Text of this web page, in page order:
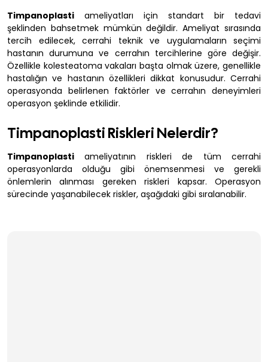
Timpanoplasti ameliyatları için standart bir tedavi
şeklinden bahsetmek mümkün değildir. Ameliyat sırasında
tercih edilecek, cerrahi teknik ve uygulamaların seçimi
hastanın durumuna ve cerrahın tercihlerine göre değişir.
Özellikle kolesteatoma vakaları başta olmak üzere, genellikle
hastalığın ve hastanın özellikleri dikkat konusudur. Cerrahi
operasyonda belirlenen faktörler ve cerrahın deneyimleri
operasyon şeklinde etkilidir.
Timpanoplasti Riskleri Nelerdir?
Timpanoplasti ameliyatının riskleri de tüm cerrahi
operasyonlarda olduğu gibi önemsenmesi ve gerekli
önlemlerin alınması gereken riskleri kapsar. Operasyon
sürecinde yaşanabilecek riskler, aşağıdaki gibi sıralanabilir.